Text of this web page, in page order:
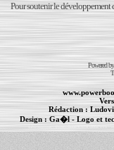
Pour soutenir le développement
Powered
Rédaction :
Design :Ga�l - Logo et
PowerBook-MacBook Pro